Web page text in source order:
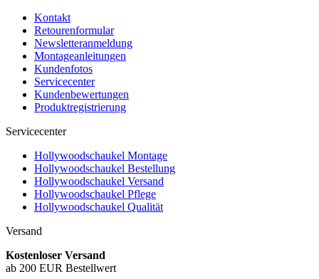
Kontakt
Retourenformular
Newsletteranmeldung
Montageanleitungen
Kundenfotos
Servicecenter
Kundenbewertungen
Produktregistrierung
Servicecenter
Hollywoodschaukel Montage
Hollywoodschaukel Bestellung
Hollywoodschaukel Versand
Hollywoodschaukel Pflege
Hollywoodschaukel Qualität
Versand
Kostenloser Versand
ab 200 EUR Bestellwert